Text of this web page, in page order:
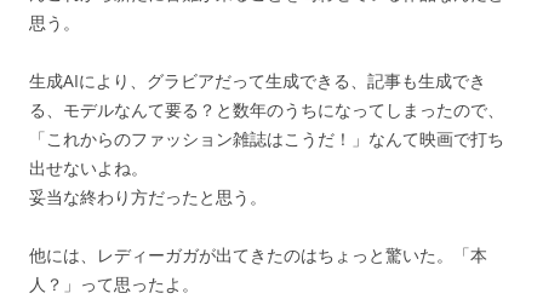
思う。
生成AIにより、グラビアだって生成できる、記事も生成でき
る、モデルなんて要る？と数年のうちになってしまったので、
「これからのファッション雑誌はこうだ！」なんて映画で打ち
出せないよね。
妥当な終わり方だったと思う。
他には、レディーガガが出てきたのはちょっと驚いた。「本
人？」って思ったよ。